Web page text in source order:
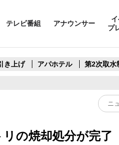
テレビ番組 アナウンサー
プ
き上げ アパホテル 第2次取水
の焼却処分が完